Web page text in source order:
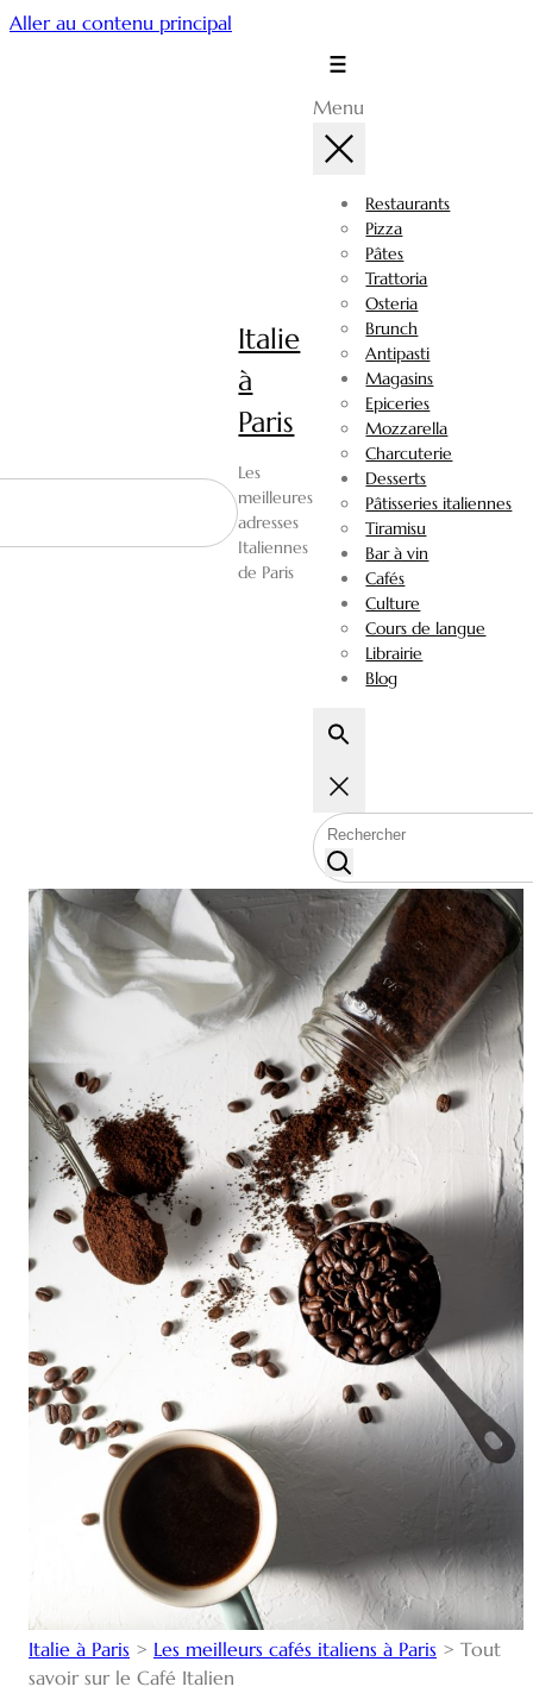
Aller au contenu principal
Italie
à
Paris
Les
meilleures
adresses
Italiennes
de Paris
Menu
Restaurants
Pizza
Pâtes
Trattoria
Osteria
Brunch
Antipasti
Magasins
Epiceries
Mozzarella
Charcuterie
Desserts
Pâtisseries italiennes
Tiramisu
Bar à vin
Cafés
Culture
Cours de langue
Librairie
Blog
Italie à Paris > Les meilleurs cafés italiens à Paris > Tout
savoir sur le Café Italien